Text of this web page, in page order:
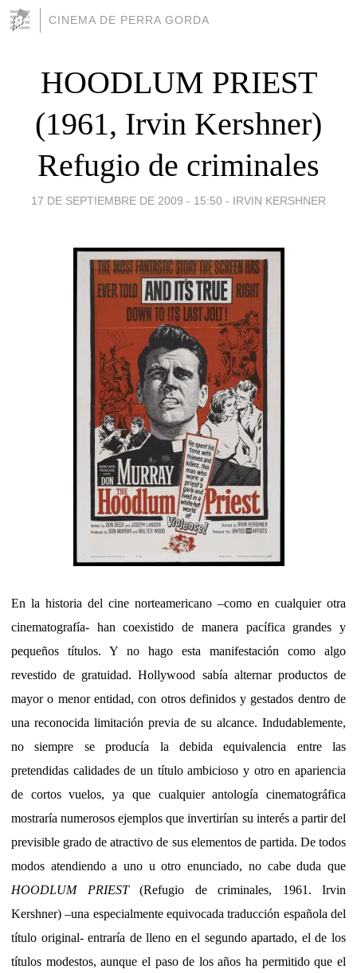
CINEMA DE PERRA GORDA
HOODLUM PRIEST
(1961, Irvin Kershner)
Refugio de criminales
17 DE SEPTIEMBRE DE 2009 - 15:50 - IRVIN KERSHNER
En la historia del cine norteamericano –como en cualquier otra
cinematografía- han coexistido de manera pacífica grandes y
pequeños títulos. Y no hago esta manifestación como algo
revestido de gratuidad. Hollywood sabía alternar productos de
mayor o menor entidad, con otros definidos y gestados dentro de
una reconocida limitación previa de su alcance. Indudablemente,
no siempre se producía la debida equivalencia entre las
pretendidas calidades de un título ambicioso y otro en apariencia
de cortos vuelos, ya que cualquier antología cinematográfica
mostraría numerosos ejemplos que invertirían su interés a partir del
previsible grado de atractivo de sus elementos de partida. De todos
modos atendiendo a uno u otro enunciado, no cabe duda que
HOODLUM PRIEST(Refugio de criminales, 1961. Irvin
Kershner) –una especialmente equivocada traducción española del
título original- entraría de lleno en el segundo apartado, el de los
títulos modestos, aunque el paso de los años ha permitido que el